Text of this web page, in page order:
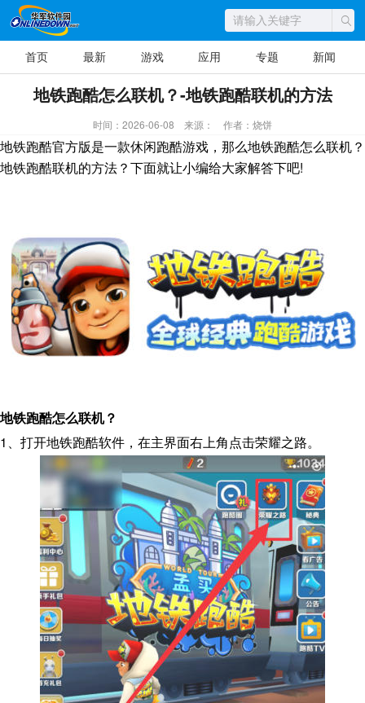
首页 最新 游戏 应用 专题 新闻
地铁跑酷怎么联机？-地铁跑酷联机的方法
时间：2026-06-08 来源： 作者：烧饼
地铁跑酷官方版是一款休闲跑酷游戏，那么地铁跑酷怎么联机？
地铁跑酷联机的方法？下面就让小编给大家解答下吧!
地铁跑酷怎么联机？
1、打开地铁跑酷软件，在主界面右上角点击荣耀之路。